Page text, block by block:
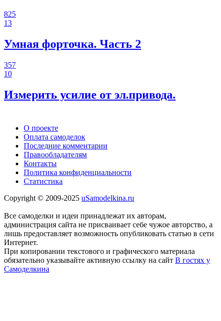
825
13
Умная форточка. Часть 2
357
10
Измерить усилие от эл.привода.
О проекте
Оплата самоделок
Последние комментарии
Правообладателям
Контакты
Политика конфиденциальности
Статистика
Copyright © 2009-2025 uSamodelkina.ru
Все самоделки и идеи принадлежат их авторам,
администрация сайта не присваивает себе чужое авторство, а
лишь предоставляет возможность опубликовать статью в сети
Интернет.
При копировании текстового и графического материала
обязательно указывайте активную ссылку на сайт В гостях у
Самоделкина